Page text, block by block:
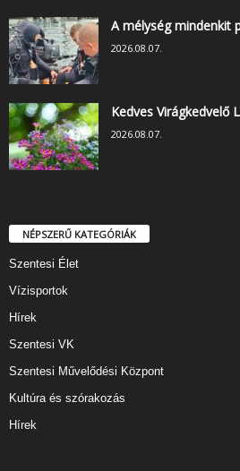
A mélység mindenkit
2026.08.07.
Kedves Virágkedvelő
2026.08.07.
NÉPSZERŰ KATEGÓRIÁK
Szentesi Élet
Vízisportok
Hírek
Szentesi VK
Szentesi Művelődési Központ
Kultúra és szórakozás
Hírek